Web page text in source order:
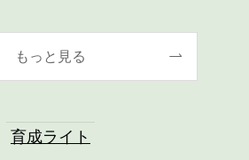
もっと見る
育成ライト